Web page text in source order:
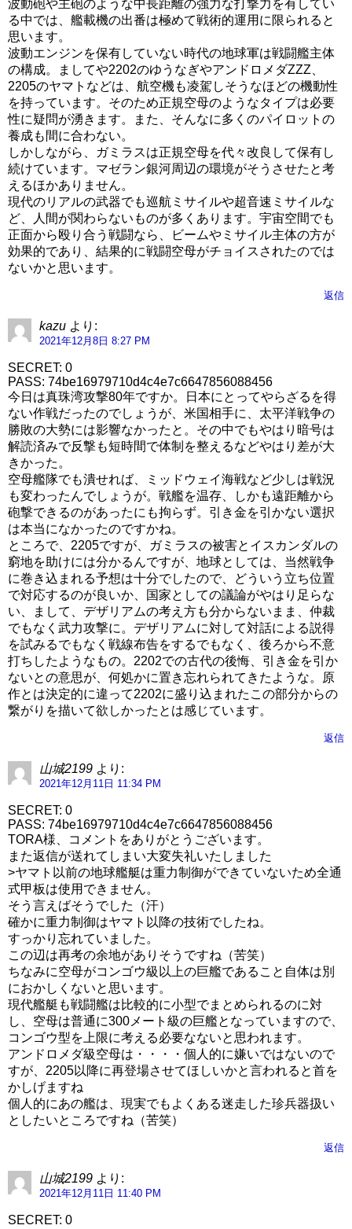
波動砲や主砲のような中長距離の強力な打撃力を有してい
る中では、艦載機の出番は極めて戦術的運用に限られると
思います。
波動エンジンを保有していない時代の地球軍は戦闘艦主体
の構成。ましてや2202のゆうなぎやアンドロメダZZZ、
2205のヤマトなどは、航空機も凌駕しそうなほどの機動性
を持っています。そのため正規空母のようなタイプは必要
性に疑問が湧きます。また、そんなに多くのパイロットの
養成も間に合わない。
しかしながら、ガミラスは正規空母を代々改良して保有し
続けています。マゼラン銀河周辺の環境がそうさせたと考
えるほかありません。
現代のリアルの武器でも巡航ミサイルや超音速ミサイルな
ど、人間が関わらないものが多くあります。宇宙空間でも
正面から殴り合う戦闘なら、ビームやミサイル主体の方が
効果的であり、結果的に戦闘空母がチョイスされたのでは
ないかと思います。
返信
kazu より:
2021年12月8日 8:27 PM
SECRET: 0
PASS: 74be16979710d4c4e7c6647856088456
今日は真珠湾攻撃80年ですか。日本にとってやらざるを得
ない作戦だったのでしょうが、米国相手に、太平洋戦争の
勝敗の大勢には影響なかったと。その中でもやはり暗号は
解読済みで反撃も短時間で体制を整えるなどやはり差が大
きかった。
空母艦隊でも潰せれば、ミッドウェイ海戦など少しは戦況
も変わったんでしょうが。戦艦を温存、しかも遠距離から
砲撃できるのがあったにも拘らず。引き金を引かない選択
は本当になかったのですかね。
ところで、2205ですが、ガミラスの被害とイスカンダルの
窮地を助けには分かるんですが、地球としては、当然戦争
に巻き込まれる予想は十分でしたので、どういう立ち位置
で対応するのが良いか、国家としての議論がやはり足らな
い、まして、デザリアムの考え方も分からないまま、仲裁
でもなく武力攻撃に。デザリアムに対して対話による説得
を試みるでもなく戦線布告をするでもなく、後ろから不意
打ちしたようなもの。2202での古代の後悔、引き金を引か
ないとの意思が、何処かに置き忘れられてきたような。原
作とは決定的に違って2202に盛り込まれたこの部分からの
繋がりを描いて欲しかったとは感じています。
返信
山城2199 より:
2021年12月11日 11:34 PM
SECRET: 0
PASS: 74be16979710d4c4e7c6647856088456
TORA様、コメントをありがとうございます。
また返信が送れてしまい大変失礼いたしました
>ヤマト以前の地球艦艇は重力制御ができていないため全通
式甲板は使用できません。
そう言えばそうでした（汗）
確かに重力制御はヤマト以降の技術でしたね。
すっかり忘れていました。
この辺は再考の余地がありそうですね（苦笑）
ちなみに空母がコンゴウ級以上の巨艦であること自体は別
におかしくないと思います。
現代艦艇も戦闘艦は比較的に小型でまとめられるのに対
し、空母は普通に300メート級の巨艦となっていますので、
コンゴウ型を上限に考える必要なないと思われます。
アンドロメダ級空母は・・・・個人的に嫌いではないので
すが、2205以降に再登場させてほしいかと言われると首を
かしげますね
個人的にあの艦は、現実でもよくある迷走した珍兵器扱い
としたいところですね（苦笑）
返信
山城2199 より:
2021年12月11日 11:40 PM
SECRET: 0